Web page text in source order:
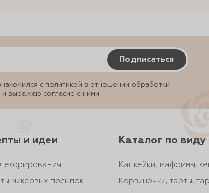
Подписаться
с политикой в отношении обработки
выражаю согласие с ними
и идеи
миксовых посыпок
Каталог по виду
Капкейки, маффины,
Корзиночки, тарты,